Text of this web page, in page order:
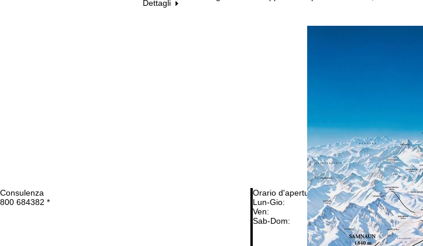
Consulenza
800 684382 *
Orario d'apertura
Lun-Gio:
09:00-17:00
Ven:
09:00-14:00
Sab-Dom:
chiuso
Dettagli